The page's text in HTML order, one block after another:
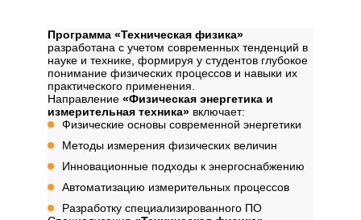
Программа «Техническая физика»
разработана с учетом современных тенденций в
науке и технике, формируя у студентов глубокое
понимание физических процессов и навыки их
практического применения.
Направление «Физическая энергетика и
измерительная техника» включает:
Физические основы современной энергетики
Методы измерения физических величин
Инновационные подходы к энергоснабжению
Автоматизацию измерительных процессов
Разработку специализированного ПО